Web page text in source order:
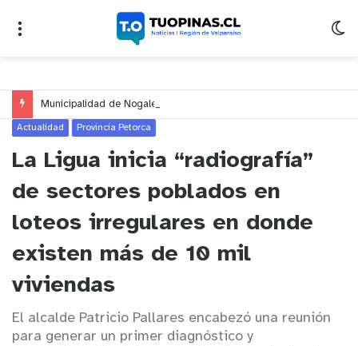
Actualidad Provincia Petorca
La Ligua inicia “radiografía”
de sectores poblados en
loteos irregulares en donde
existen más de 10 mil
viviendas
El alcalde Patricio Pallares encabezó una reunión
para generar un primer diagnóstico y